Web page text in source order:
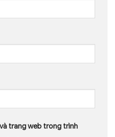
trang web trong trình